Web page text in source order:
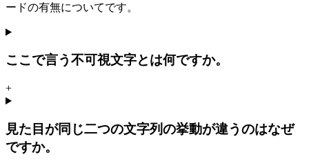
ードの有無についてです。
ここで言う不可視文字とは何ですか。
+
見た目が同じ二つの文字列の挙動が違うのはなぜ
ですか。